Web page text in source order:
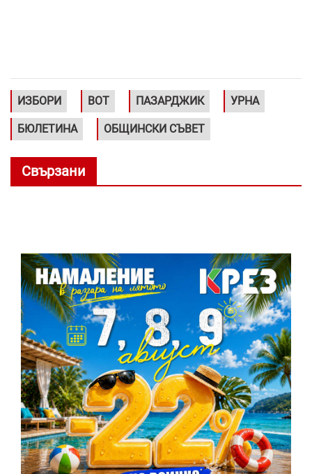
ИЗБОРИ ВОТ ПАЗАРДЖИК УРНА
БЮЛЕТИНА ОБЩИНСКИ СЪВЕТ
Свързани